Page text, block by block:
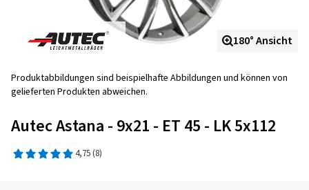
180° Ansicht
Produktabbildungen sind beispielhafte Abbildungen und können von
gelieferten Produkten abweichen.
Autec Astana - 9x21 - ET 45 - LK 5x112
4,75 (8)